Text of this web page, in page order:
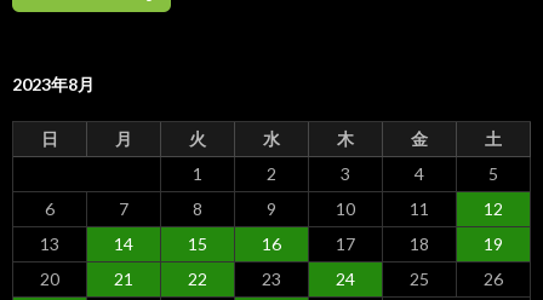
2023年8月
日 月 火 水 木 金 土
1 2 3 4
5
6
7 8 9 10 11
12
13
14 15 16 17 18
19
20
21 22 23 24 25
26